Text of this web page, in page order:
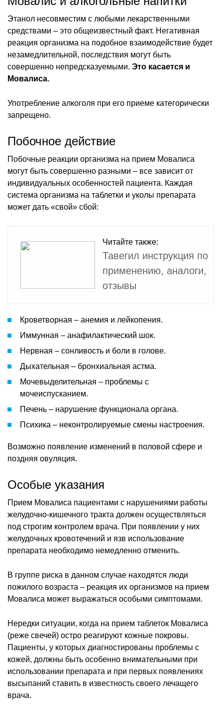
Этанол несовместим с любыми лекарственными
средствами – это общеизвестный факт. Негативная
реакция организма на подобное взаимодействие будет
незамедлительной, последствия могут быть
совершенно непредсказуемыми. Это касается и
Мовалиса.
Употребление алкоголя при его приеме категорически
запрещено.
Побочное действие
Побочные реакции организма на прием Мовалиса
могут быть совершенно разными – все зависит от
индивидуальных особенностей пациента. Каждая
система организма на таблетки и уколы препарата
может дать «свой» сбой:
Читайте также:
Тавегил инструкция по
применению, аналоги,
отзывы
Кроветворная – анемия и лейкопения.
Иммунная – анафилактический шок.
Нервная – сонливость и боли в голове.
Дыхательная – бронхиальная астма.
Мочевыделительная – проблемы с
мочеиспусканием.
Печень – нарушение функционала органа.
Психика – неконтролируемые смены настроения.
Возможно появление изменений в половой сфере и
поздняя овуляция.
Особые указания
Прием Мовалиса пациентами с нарушениями работы
желудочно-кишечного тракта должен осуществляться
под строгим контролем врача. При появлении у них
желудочных кровотечений и язв использование
препарата необходимо немедленно отменить.
В группе риска в данном случае находятся люди
пожилого возраста – реакция их организмов на прием
Мовалиса может выражаться особыми симптомами.
Нередки ситуации, когда на прием таблеток Мовалиса
(реже свечей) остро реагируют кожные покровы.
Пациенты, у которых диагностированы проблемы с
кожей, должны быть особенно внимательными при
использовании препарата и при первых появлениях
высыпаний ставить в известность своего лечащего
врача.